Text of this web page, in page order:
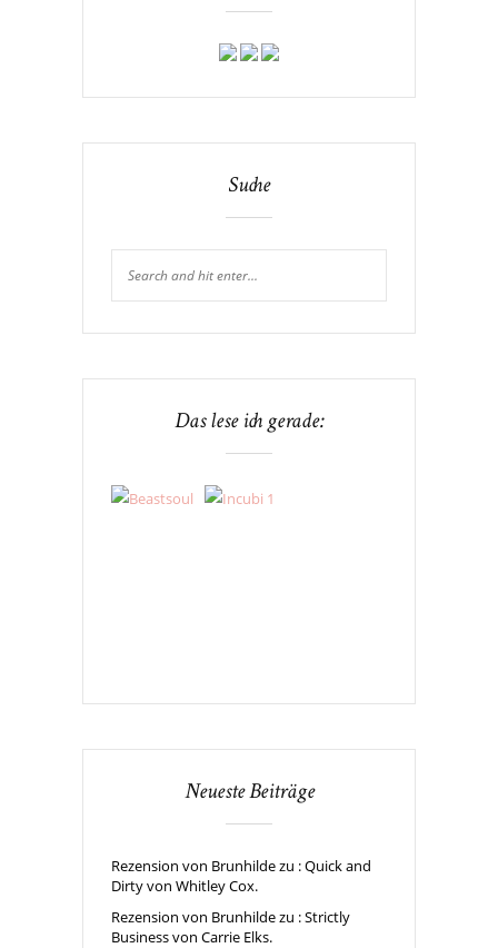
Suche
Das lese ich gerade:
Neueste Beiträge
Rezension von Brunhilde zu : Quick and
Dirty von Whitley Cox.
Rezension von Brunhilde zu : Strictly
Business von Carrie Elks.